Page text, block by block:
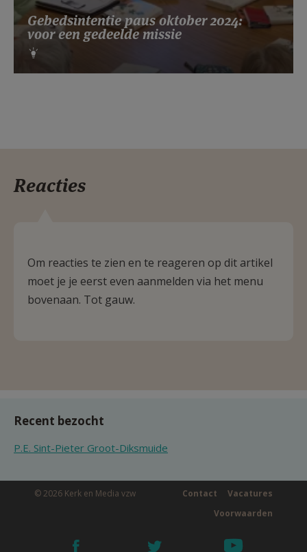
Gebedsintentie paus oktober 2024:
voor een gedeelde missie
Reacties
Om reacties te zien en te reageren op dit artikel
moet je je eerst even aanmelden via het menu
bovenaan. Tot gauw.
Recent bezocht
P.E. Sint-Pieter Groot-Diksmuide
© 2026 Kerk en Media vzw Vacatures
Contact
Voorwaarden